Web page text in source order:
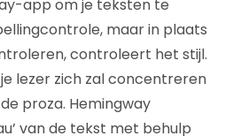
app om je teksten te
maar in plaats
controleert het stijl.
lezer zich zal concentreren
proza. Hemingway
van de tekst met behulp